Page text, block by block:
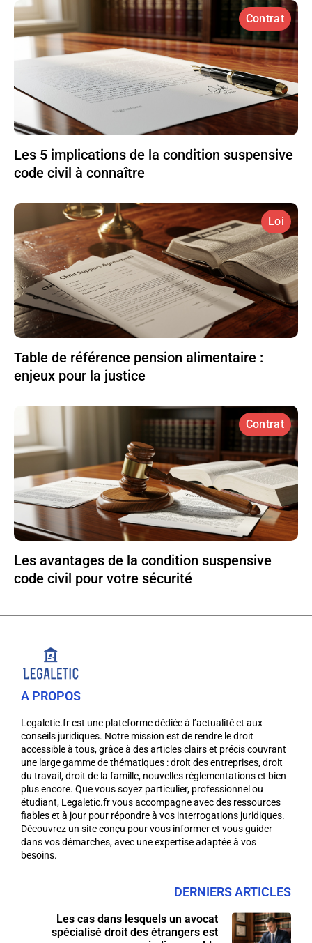
Contrat
Les 5 implications de la condition suspensive
code civil à connaître
Loi
Table de référence pension alimentaire :
enjeux pour la justice
Contrat
Les avantages de la condition suspensive
code civil pour votre sécurité
A PROPOS
Legaletic.fr est une plateforme dédiée à l’actualité et aux
conseils juridiques. Notre mission est de rendre le droit
accessible à tous, grâce à des articles clairs et précis couvrant
une large gamme de thématiques : droit des entreprises, droit
du travail, droit de la famille, nouvelles réglementations et bien
plus encore. Que vous soyez particulier, professionnel ou
étudiant, Legaletic.fr vous accompagne avec des ressources
fiables et à jour pour répondre à vos interrogations juridiques.
Découvrez un site conçu pour vous informer et vous guider
dans vos démarches, avec une expertise adaptée à vos
besoins.
DERNIERS ARTICLES
Les cas dans lesquels un avocat
spécialisé droit des étrangers est